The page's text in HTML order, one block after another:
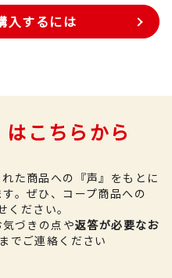
入するには
こちらから
た商品への『声』をもとに
。 ぜひ、コープ商品への
ください。
づきの点や返答が必要なお
までご連絡ください